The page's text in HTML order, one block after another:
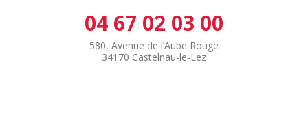
04 67 02 03 00
580, Avenue de l’Aube Rouge
34170 Castelnau-le-Lez